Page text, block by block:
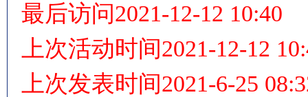
最后访问2021-12-12 10:40
上次活动时间2021-12-12
上次发表时间2021-6-25